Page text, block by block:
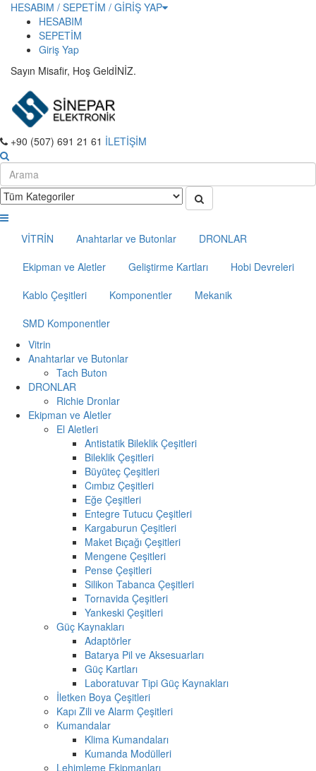
HESABIM / SEPETİM / GİRİŞ YAP
HESABIM
SEPETİM
Giriş Yap
Sayın Misafir, Hoş GeldİNİZ.
+90 (507) 691 21 61 İLETİŞİM
VİTRİN Anahtarlar ve Butonlar
DRONLAR
Ekipman ve Aletler
Geliştirme Kartları
Hobi Devreleri
Kablo Çeşitleri
Komponentler
Mekanik
SMD Komponentler
Vitrin
Anahtarlar ve Butonlar
Tach Buton
DRONLAR
Richie Dronlar
Ekipman ve Aletler
El Aletleri
Antistatik Bileklik Çeşitleri
Bileklik Çeşitleri
Büyüteç Çeşitleri
Cımbız Çeşitleri
Eğe Çeşitleri
Entegre Tutucu Çeşitleri
Kargaburun Çeşitleri
Maket Bıçağı Çeşitleri
Mengene Çeşitleri
Pense Çeşitleri
Silikon Tabanca Çeşitleri
Tornavida Çeşitleri
Yankeski Çeşitleri
Güç Kaynakları
Adaptörler
Batarya Pil ve Aksesuarları
Güç Kartları
Laboratuvar Tipi Güç Kaynakları
İletken Boya Çeşitleri
Kapı Zili ve Alarm Çeşitleri
Kumandalar
Klima Kumandaları
Kumanda Modülleri
Lehimleme Ekipmanları